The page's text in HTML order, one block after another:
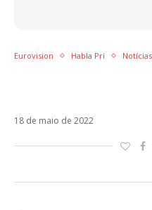
Eurovision Habla Pri Notícias
18 de maio de 2022